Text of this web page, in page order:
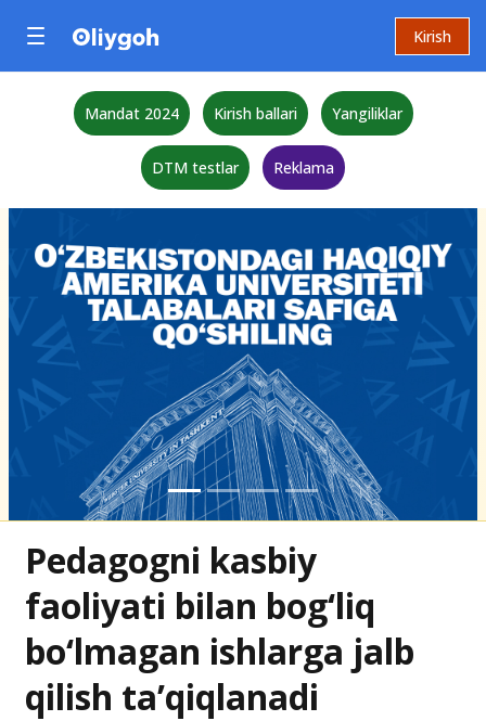
Kirish
Mandat 2024 Kirish ballari Yangiliklar
DTM testlar Reklama
Pedagogni kasbiy
faoliyati bilan bog‘liq
bo‘lmagan ishlarga jalb
qilish ta’qiqlanadi